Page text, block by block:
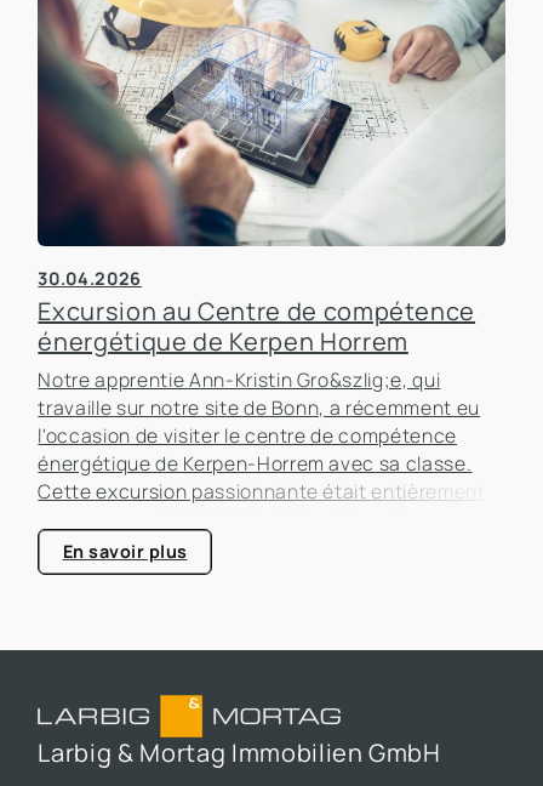
30.04.2026
Excursion au Centre de compétence
énergétique de Kerpen Horrem
Notre apprentie Ann-Kristin Gro&szlig;e, qui
travaille sur notre site de Bonn, a récemment eu
l'occasion de visiter le centre de compétence
énergétique de Kerpen-Horrem avec sa classe.
Cette excursion passionnante était entièrement
bâtiments, un sujet qui prend de plus en plus
d'importance dans le secteur immobilier.
En savoir plus
Larbig & Mortag Immobilien GmbH